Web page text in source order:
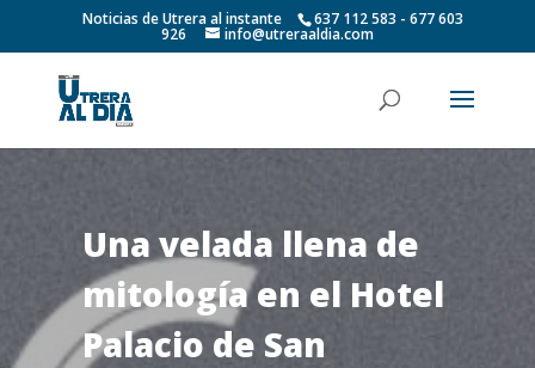
Noticias de Utrera al instante 637 112 583 - 677 603
926 info@utreraaldia.com
Una velada llena de
mitología en el Hotel
Palacio de San